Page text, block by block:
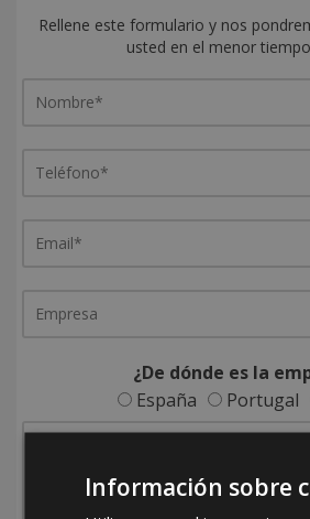
Rellene este formulario y nos
usted en el menor
¿De dónde es la
España
Portugal
Información sobre